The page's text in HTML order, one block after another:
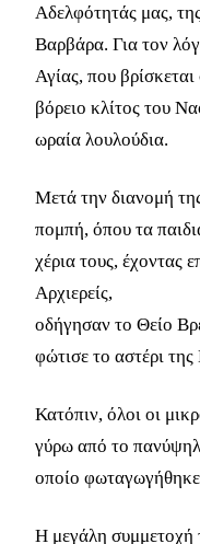
Αδελφότητάς μας,
Βαρβάρα. Για τον
Αγίας, που
βόρειο κλίτος του
ωραία λουλούδια.
Μετά την διανομή
πομπή, όπου τα
χέρια τους, έχοντας
Αρχιερείς,
οδήγησαν το Θείο
φώτισε το αστέρι
Κατόπιν, όλοι οι
γύρω από το
οποίο
Η μεγάλη συμμετοχή